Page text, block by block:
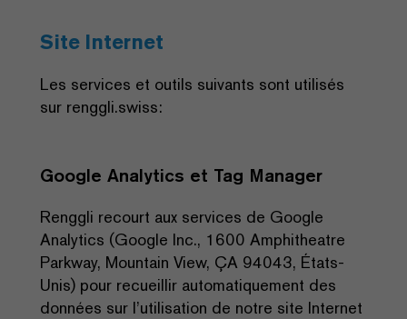
Site Internet
Les services et outils suivants sont utilisés
sur renggli.swiss:
Google Analytics et Tag Manager
Renggli recourt aux services de Google
Analytics (Google Inc., 1600 Amphitheatre
Parkway, Mountain View, ÇA 94043, États-
Unis) pour recueillir automatiquement des
données sur l’utilisation de notre site Internet